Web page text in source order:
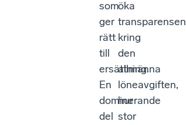
som
ger
rätt
till
ersättning.
En
dominerande
del
öka
transparensen
kring
den
allmänna
löneavgiften,
hur
stor